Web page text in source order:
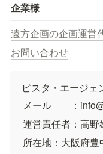
企業様
遠方企画の企画運営
お問い合わせ
ピスタ・エージェ
メール　　：
運営責任者：高野
所在地：大阪府豊